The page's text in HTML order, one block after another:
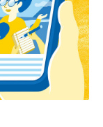
葉元之表示，朱
核一核二需應
，新北核災演練
未來將會用行動